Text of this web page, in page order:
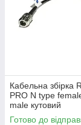
Кабельна збірка
PRO N type
male кутовий
Готово до